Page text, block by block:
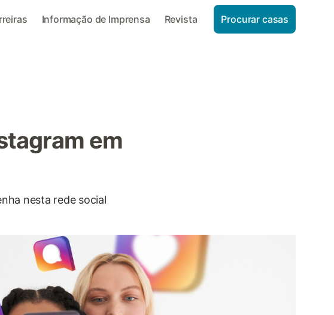
Informação de Imprensa Revista Procurar casas
em
nesta rede social